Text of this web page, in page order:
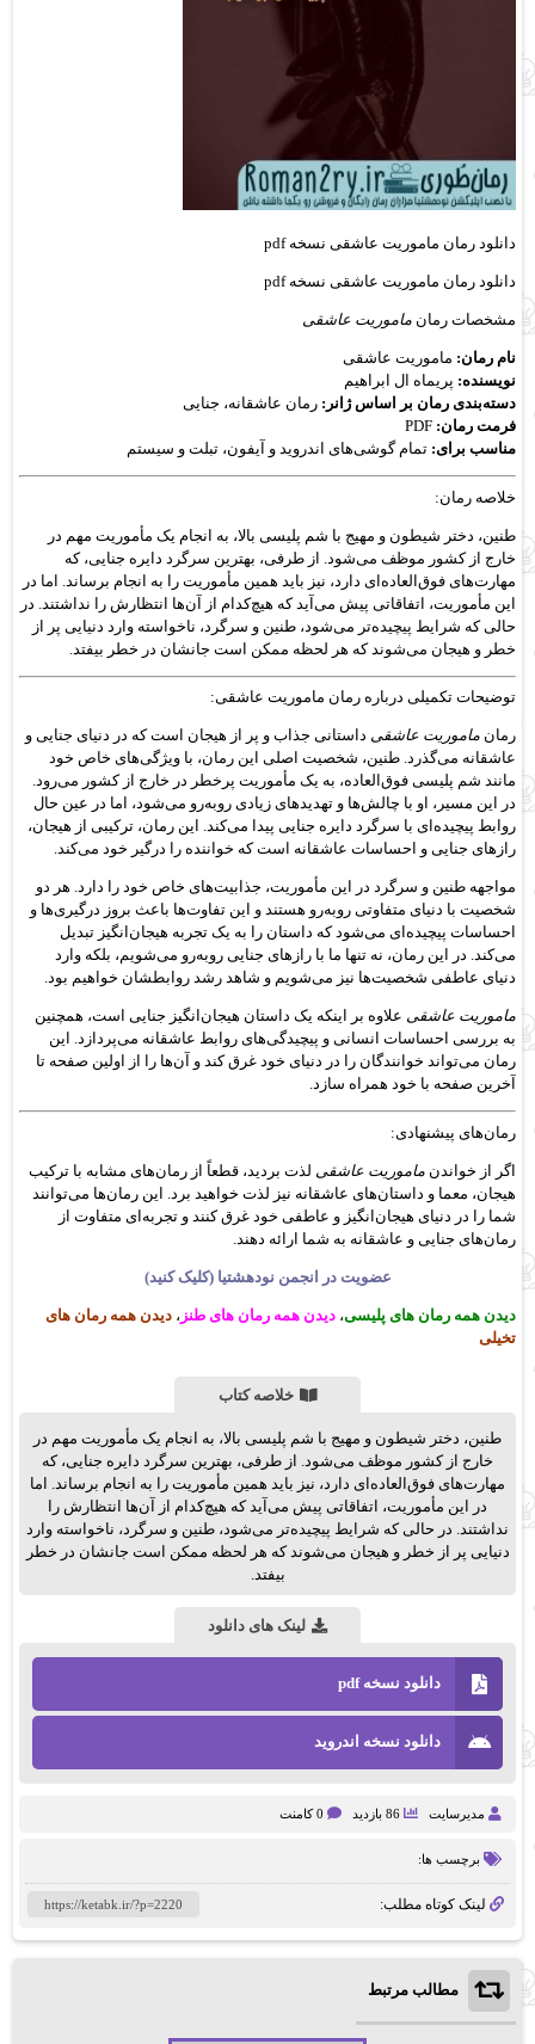
دانلود رمان ماموریت عاشقی نسخه pdf
دانلود رمان ماموریت عاشقی نسخه pdf
مشخصات رمان ماموریت عاشقی
نام رمان: ماموریت عاشقی
نویسنده: پریماه ال ابراهیم
دسته‌بندی رمان بر اساس ژانر: رمان عاشقانه، جنایی
فرمت رمان:
مناسب برای: تمام گوشی‌های اندروید و آیفون، تبلت و سیستم
خلاصه رمان:
طنین، دختر شیطون و مهیج با شم پلیسی بالا، به انجام یک مأموریت مهم در
خارج از کشور موظف می‌شود. از طرفی، بهترین سرگرد دایره جنایی، که
مهارت‌های فوق‌العاده‌ای دارد، نیز باید همین مأموریت را به انجام برساند. اما در
این مأموریت، اتفاقاتی پیش می‌آید که هیچ‌کدام از آن‌ها انتظارش را نداشتند. در
حالی که شرایط پیچیده‌تر می‌شود، طنین و سرگرد، ناخواسته وارد دنیایی پر از
خطر و هیجان می‌شوند که هر لحظه ممکن است جانشان در خطر بیفتد.
توضیحات تکمیلی درباره رمان ماموریت عاشقی:
رمان ماموریت عاشقی داستانی جذاب و پر از هیجان است که در دنیای جنایی و
عاشقانه می‌گذرد. طنین، شخصیت اصلی این رمان، با ویژگی‌های خاص خود
مانند شم پلیسی فوق‌العاده، به یک مأموریت پرخطر در خارج از کشور می‌رود.
در این مسیر، او با چالش‌ها و تهدیدهای زیادی روبه‌رو می‌شود، اما در عین حال
روابط پیچیده‌ای با سرگرد دایره جنایی پیدا می‌کند. این رمان، ترکیبی از هیجان،
رازهای جنایی و احساسات عاشقانه است که خواننده را درگیر خود می‌کند.
مواجهه طنین و سرگرد در این مأموریت، جذابیت‌های خاص خود را دارد. هر دو
شخصیت با دنیای متفاوتی روبه‌رو هستند و این تفاوت‌ها باعث بروز درگیری‌ها و
احساسات پیچیده‌ای می‌شود که داستان را به یک تجربه هیجان‌انگیز تبدیل
می‌کند. در این رمان، نه تنها ما با رازهای جنایی روبه‌رو می‌شویم، بلکه وارد
دنیای عاطفی شخصیت‌ها نیز می‌شویم و شاهد رشد روابطشان خواهیم بود.
ماموریت عاشقی علاوه بر اینکه یک داستان هیجان‌انگیز جنایی است، همچنین
به بررسی احساسات انسانی و پیچیدگی‌های روابط عاشقانه می‌پردازد. این
رمان می‌تواند خوانندگان را در دنیای خود غرق کند و آن‌ها را از اولین صفحه تا
آخرین صفحه با خود همراه سازد.
رمان‌های پیشنهادی:
اگر از خواندن ماموریت عاشقی لذت بردید، قطعاً از رمان‌های مشابه با ترکیب
هیجان، معما و داستان‌های عاشقانه نیز لذت خواهید برد. این رمان‌ها می‌توانند
شما را در دنیای هیجان‌انگیز و عاطفی خود غرق کنند و تجربه‌ای متفاوت از
رمان‌های جنایی و عاشقانه به شما ارائه دهند.
عضویت در انجمن نودهشتیا (کلیک کنید)
دیدن همه رمان های پلیسی، دیدن همه رمان های طنز ، دیدن همه رمان های
تخیلی
خلاصه کتاب
طنین، دختر شیطون و مهیج با شم پلیسی بالا، به انجام یک مأموریت مهم در
خارج از کشور موظف می‌شود. از طرفی، بهترین سرگرد دایره جنایی، که
مهارت‌های فوق‌العاده‌ای دارد، نیز باید همین مأموریت را به انجام برساند. اما
در این مأموریت، اتفاقاتی پیش می‌آید که هیچ‌کدام از آن‌ها انتظارش را
نداشتند. در حالی که شرایط پیچیده‌تر می‌شود، طنین و سرگرد، ناخواسته وارد
دنیایی پر از خطر و هیجان می‌شوند که هر لحظه ممکن است جانشان در خطر
بیفتد.
لینک های دانلود
دانلود نسخه pdf
دانلود نسخه اندروید
مدیرسایت 86 بازدید 0 کامنت
برچسب ها:
لینک کوتاه مطلب:
مطالب مرتبط